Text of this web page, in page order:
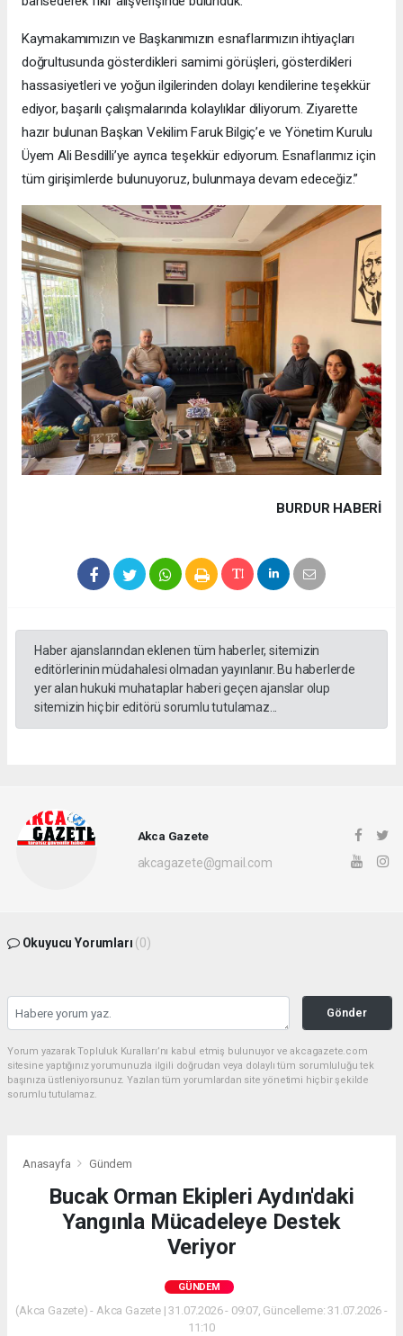
Kaymakamımızın ve Başkanımızın esnaflarımızın ihtiyaçları
doğrultusunda gösterdikleri samimi görüşleri, gösterdikleri
hassasiyetleri ve yoğun ilgilerinden dolayı kendilerine teşekkür
ediyor, başarılı çalışmalarında kolaylıklar diliyorum. Ziyarette
hazır bulunan Başkan Vekilim Faruk Bilgiç’e ve Yönetim Kurulu
Üyem Ali Besdilli’ye ayrıca teşekkür ediyorum. Esnaflarımız için
tüm girişimlerde bulunuyoruz, bulunmaya devam edeceğiz.”
BURDUR HABERİ
Haber ajanslarından eklenen tüm haberler, sitemizin
editörlerinin müdahalesi olmadan yayınlanır. Bu haberlerde
yer alan hukuki muhataplar haberi geçen ajanslar olup
sitemizin hiç bir editörü sorumlu tutulamaz...
Akca Gazete
akcagazete@gmail.com
Okuyucu Yorumları (0)
Gönder
Yorum yazarak Topluluk Kuralları’nı kabul etmiş bulunuyor ve akcagazete.com
sitesine yaptığınız yorumunuzla ilgili doğrudan veya dolaylı tüm sorumluluğu tek
başınıza üstleniyorsunuz. Yazılan tüm yorumlardan site yönetimi hiçbir şekilde
sorumlu tutulamaz.
Anasayfa Gündem
Bucak Orman Ekipleri Aydın'daki
Yangınla Mücadeleye Destek
Veriyor
GÜNDEM
(Akca Gazete) - Akca Gazete | 31.07.2026 - 09:07, Güncelleme: 31.07.2026 -
11:10